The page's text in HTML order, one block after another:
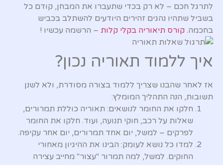
לתרגל חכם – לא רק בכדי שתעברו את המבחן, קודם כל
בשביל שתהיו נהגים זהירים היודעים להשתלב בכביש
בחכמה. קורס תיאוריה בקלי קלות – הרשמה עכשיו !
איך ללמוד תאוריה נכון?
אז לאחר שהבנו שצריך ללמוד בצורה מסודרת, ולא לשנן
תשובות, הנה התהליך המומלץ:
חלקו את החומר לנושאים: תאוריה כוללת תמרורים,
שאלות על רכב, חוקי תנועה, ועוד. חלקו את החומר
לפרקים – למשל, יום אחד תמרורים, יום אחר עקיפה.
למדו כל נושא לעומק: הבינו את ההיגיון מאחורי
החוקים. למשל, למה תמרור "עצור" מחייב עצירה